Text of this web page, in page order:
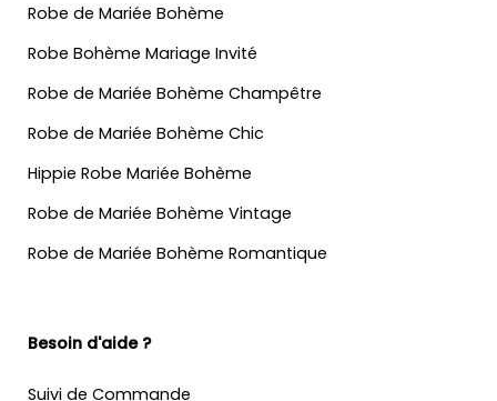
Robe de Mariée Bohème
Robe Bohème Mariage Invité
Robe de Mariée Bohème Champêtre
Robe de Mariée Bohème Chic
Hippie Robe Mariée Bohème
Robe de Mariée Bohème Vintage
Robe de Mariée Bohème Romantique
Besoin d'aide ?
Suivi de Commande